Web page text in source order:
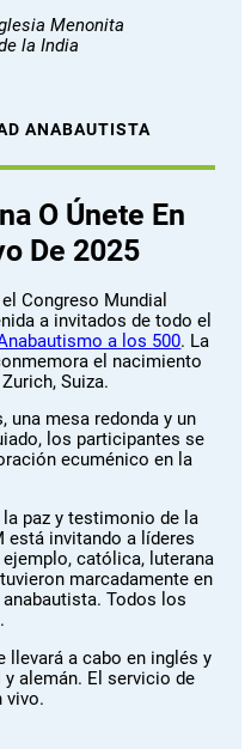
Menonita
la India
ANABAUTISTA
O Únete En
De 2025
Congreso Mundial
a invitados de todo el
a los 500. La
el nacimiento
Suiza.
una mesa redonda y un
los participantes se
ecuménico en la
paz y testimonio de la
está invitando a líderes
católica, luterana
marcadamente en
Todos los
llevará a cabo en inglés y
alemán. El servicio de
vivo.